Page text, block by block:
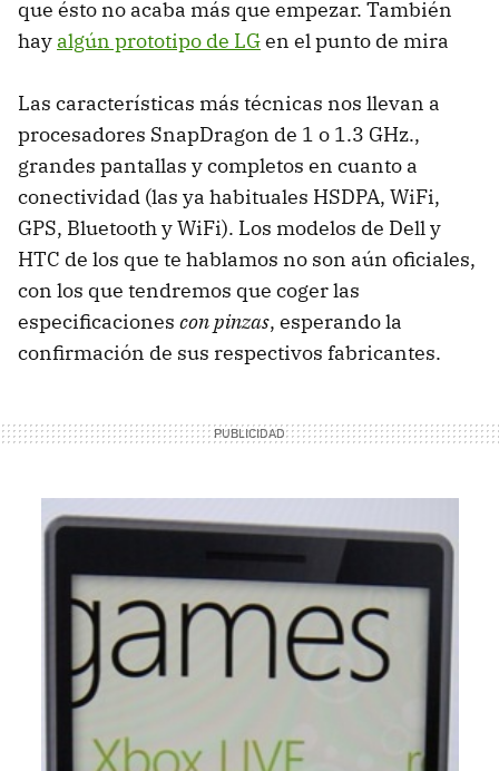
que ésto no acaba más que empezar. También
hay algún prototipo de LGen el punto de mira
Las características más técnicas nos llevan a
procesadores SnapDragon de 1 o 1.3 GHz.,
grandes pantallas y completos en cuanto a
conectividad (las ya habituales HSDPA, WiFi,
GPS, Bluetooth y WiFi). Los modelos de Dell y
HTC de los que te hablamos no son aún oficiales,
con los que tendremos que coger las
especificaciones con pinzas, esperando la
confirmación de sus respectivos fabricantes.